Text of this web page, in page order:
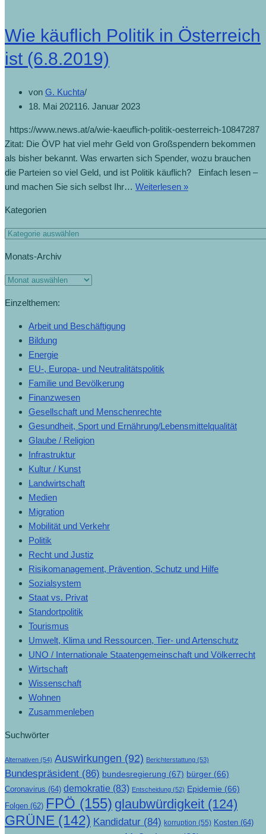
die
(21.8.2019)
Wie käuflich Politik in Österreich
ist (6.8.2019)
von G. Kuchta
18. Mai 202116. Januar 2023
https://www.news.at/a/wie-kaeuflich-politik-oesterreich-10847287
Zitat: Die ÖVP hat viel mehr Geld von Großspendern bekommen
als bisher bekannt. Was erwarten sich Spender, wozu brauchen
die Parteien so viel Geld, und ist Politik käuflich? Einfach lesen –
und machen Sie sich selbst Ihr… Weiterlesen »Wie
in
Kategorien
Kategorien
Monats-Archiv
Monats-
Einzelthemen:
Arbeit und Beschäftigung
Bildung
Energie
EU-, Europa- und Neutralitätspolitik
Familie und Bevölkerung
Finanzwesen
Gesellschaft und Menschenrechte
Gesundheit, Sport und Ernährung/Lebensmittelqualität
Glaube / Religion
Infrastruktur
Kultur / Kunst
Landwirtschaft
Medien
Migration
Mobilität und Verkehr
Politik
Recht und Justiz
Risikomanagement, Prävention, Schutz und Hilfe
Sozialsystem
Staat vs. Privat
Standortpolitik
Tourismus
Umwelt, Klima und Ressourcen, Tier- und Artenschutz
UNO / Internationale Staatengemeinschaft und Völkerrecht
Wirtschaft
Wissenschaft
Wohnen
Zusammenleben
Suchwörter
Alternativen (54) Auswirkungen (92) Berichterstattung (53)
Bundespräsident (86) bundesregierung (67) bürger (66)
Coronavirus (64) demokratie (83) Entscheidung (52) Epidemie (66)
Folgen (62) FPÖ (155) glaubwürdigkeit (124)
GRÜNE (142) Kandidatur (84) korruption (55) Kosten (64)